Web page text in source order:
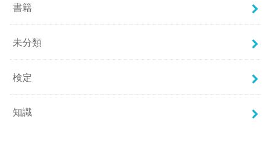
書籍
未分類
検定
知識